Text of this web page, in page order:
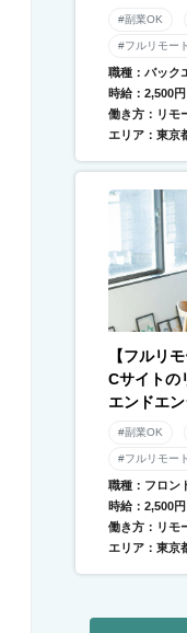
#副業OK
#フルリモー
職種：バック
時給：2,500
働き方：リモ
エリア：東京
【フルリ
Cサイトの
エンドエ
ョン】
#副業OK
#フルリモー
職種：フロン
時給：2,500
働き方：リモ
エリア：東京